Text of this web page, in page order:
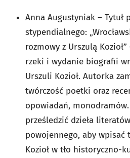
Anna Augustyniak – Tytuł
stypendialnego:
rozmowy z Urszulą
rzeki i wydanie biografii
Urszuli Kozioł. Autorka
twórczość poetki oraz
opowiadań,
prześledzić dzieła
powojennego, aby wpisać
Kozioł w tło historyczno-